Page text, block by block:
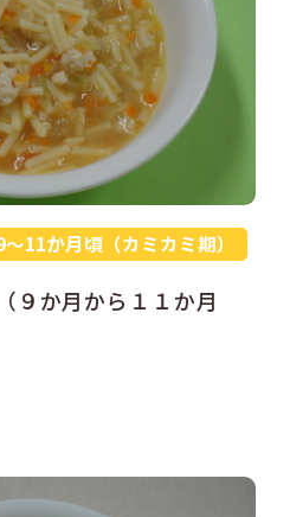
～11か月頃（カミカミ期）
９か月から１１か月